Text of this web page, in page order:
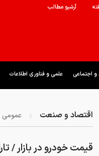
آرشیو مطالب
اجتماعی علمی و فناوری اطلاعات
اقتصاد و صنعت عمومی
قیمت خودرو در بازار / تارا ۱۹۵ میلیون تومان گران